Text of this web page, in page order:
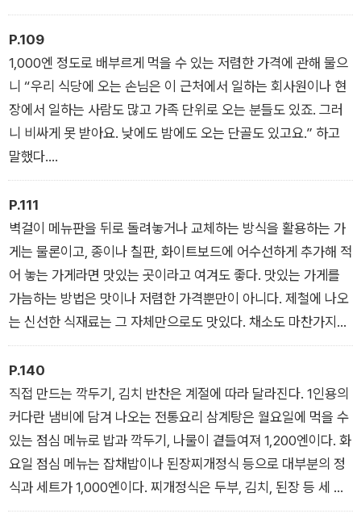
해 다시 한번 생각해보게 한다.
마음에 깊이 공감했다고 한다. 그런데 도매로 싸게 들여와도 가게
에서 가격을 비싸게 붙여 판매하는 경우도 있기 마련이다. 이에
어시장 판매상은 진짜로 싼 가격에 손님에게 내놓는지 확인하려
고 어느 날 갑자기 가게에 들이닥쳤다. 그리고 손님으로 꽉 차 있
는 가게에서 남녀노소 모두 입안 가득 참치를 먹으며 행복한 표정
을 짓는 모습을 목격한다.
「미즈구치식당」에서
P.109
1,000엔 정도로 배부르게 먹을 수 있는 저렴한 가격에 관해 물으
니 “우리 식당에 오는 손님은 이 근처에서 일하는 회사원이나 현
장에서 일하는 사람도 많고 가족 단위로 오는 분들도 있죠. 그러
니 비싸게 못 받아요. 낮에도 밤에도 오는 단골도 있고요.” 하고
말했다.
아직은 죽을힘을 다해 달리는 중이다. 세 사람도 손님도 일부러
류지 씨를 떠올리지 않으려고 애쓰는 것처럼 보였다. 마음의 고통
을 지금은 어떻게든 봉인하고 있다. ‘동네 사람들에게 사랑받는
가게’는 글로 쓰면 쉽지만, 시라시나만큼 손님이 함께 뒷받침해주
는 가게는 드물 것이다.
「사라시나」에서
P.111
벽걸이 메뉴판을 뒤로 돌려놓거나 교체하는 방식을 활용하는 가
게는 물론이고, 종이나 칠판, 화이트보드에 어수선하게 추가해 적
어 놓는 가게라면 맛있는 곳이라고 여겨도 좋다. 맛있는 가게를
가늠하는 방법은 맛이나 저렴한 가격뿐만이 아니다. 제철에 나오
는 신선한 식재료는 그 자체만으로도 맛있다. 채소도 마찬가지다.
봄에 나오는 쑥갓의 부드러움, 여름에 나오는 방울토마토의 단맛,
가을에 수확하는 가지, 겨울에 나오는 무의 맛을 아는 요리사가
있으면서, 벽이 어수선한 가게는 틀림없이 맛있는 곳이다.
「정식집 관찰기 1」에서
P.140
직접 만드는 깍두기, 김치 반찬은 계절에 따라 달라진다. 1인용의
커다란 냄비에 담겨 나오는 전통요리 삼계탕은 월요일에 먹을 수
있는 점심 메뉴로 밥과 깍두기, 나물이 곁들여져 1,200엔이다. 화
요일 점심 메뉴는 잡채밥이나 된장찌개정식 등으로 대부분의 정
식과 세트가 1,000엔이다. 찌개정식은 두부, 김치, 된장 등 세 가
지 중에서 고를 수 있으며 보글보글 끓는 상태로 나온다. 그리고